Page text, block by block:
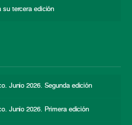
su tercera edición
Junio 2026. Segunda edición
Junio 2026. Primera edición